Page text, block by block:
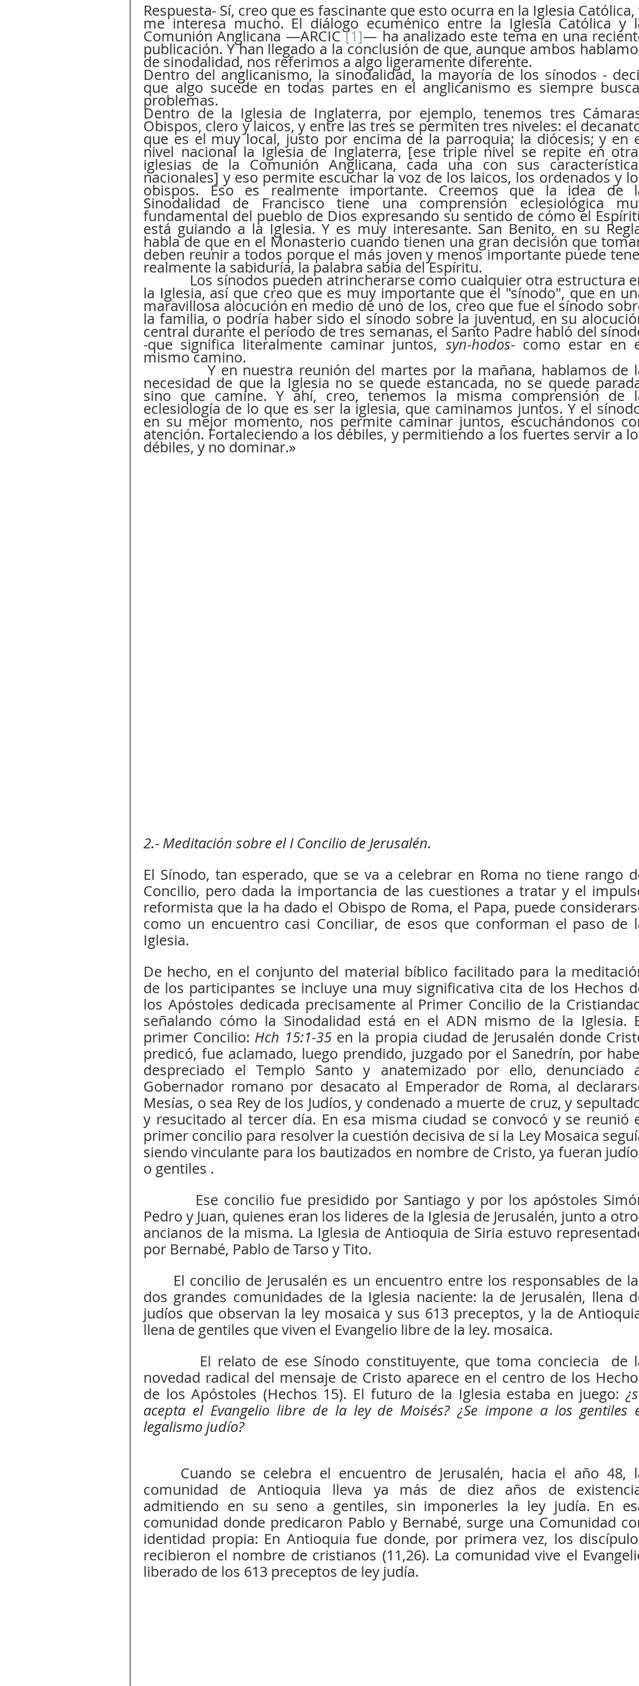
Respuesta- Sí, creo que es fascinante que esto ocurra en la Iglesia Católica,
me interesa mucho. El diálogo ecuménico entre la Iglesia Católica y
Comunión Anglicana —ARCIC [1]— ha analizado este tema en una
publicación. Y han llegado a la conclusión de que, aunque ambos
de sinodalidad, nos referimos a algo ligeramente diferente.
Dentro del anglicanismo, la sinodalidad, la mayoría de los sínodos -
que algo sucede en todas partes en el anglicanismo es siempre
problemas.
Dentro de la Iglesia de Inglaterra, por ejemplo, tenemos tres
Obispos, clero y laicos, y entre las tres se permiten tres niveles: el
que es el muy local, justo por encima de la parroquia; la diócesis; y en
nivel nacional la Iglesia de Inglaterra, [ese triple nivel se repite en
iglesias de la Comunión Anglicana, cada una con sus
nacionales] y eso permite escuchar la voz de los laicos, los ordenados y
obispos. Eso es realmente importante. Creemos que la idea de
Sinodalidad de Francisco tiene una comprensión eclesiológica
fundamental del pueblo de Dios expresando su sentido de cómo el
está guiando a la Iglesia. Y es muy interesante. San Benito, en su
habla de que en el Monasterio cuando tienen una gran decisión que
deben reunir a todos porque el más joven y menos importante puede
realmente la sabiduría, la palabra sabia del Espíritu.
la Iglesia, así que creo que es muy importante que el "sínodo", que en
maravillosa alocución en medio de uno de los, creo que fue el sínodo
la familia, o podría haber sido el sínodo sobre la juventud, en su
central durante el período de tres semanas, el Santo Padre habló del
-que significa literalmente caminar juntos, syn-hodos- como estar en
mismo camino.
            Y en nuestra reunión del martes por la mañana, hablamos de la
necesidad de que la Iglesia no se quede estancada, no se quede
sino que camine. Y ahí, creo, tenemos la misma comprensión de
eclesiología de lo que es ser la iglesia, que caminamos juntos. Y el
en su mejor momento, nos permite caminar juntos, escuchándonos
atención. Fortaleciendo a los débiles, y permitiendo a los fuertes servir a
débiles, y no dominar.»
2.- Meditación sobre el I Concilio de Jerusalén.
El Sínodo, tan esperado, que se va a celebrar en Roma no tiene rango
Concilio, pero dada la importancia de las cuestiones a tratar y el
reformista que la ha dado el Obispo de Roma, el Papa, puede
como un encuentro casi Conciliar, de esos que conforman el paso de
Iglesia.
De hecho, en el conjunto del material bíblico facilitado para la
de los participantes se incluye una muy significativa cita de los Hechos
los Apóstoles dedicada precisamente al Primer Concilio de la
señalando cómo la Sinodalidad está en el ADN mismo de la Iglesia.
primer Concilio: Hch 15:1-35 en la propia ciudad de Jerusalén donde
predicó, fue aclamado, luego prendido, juzgado por el Sanedrín, por
despreciado el Templo Santo y anatemizado por ello, denunciado
Gobernador romano por desacato al Emperador de Roma, al
Mesías, o sea Rey de los Judíos, y condenado a muerte de cruz, y
y resucitado al tercer día. En esa misma ciudad se convocó y se reunió
primer concilio para resolver la cuestión decisiva de si la Ley Mosaica
siendo vinculante para los bautizados en nombre de Cristo, ya fueran
o gentiles .
Pedro y Juan, quienes eran los lideres de la Iglesia de Jerusalén, junto a
ancianos de la misma. La Iglesia de Antioquia de Siria estuvo
por Bernabé, Pablo de Tarso y Tito.
El concilio de Jerusalén es un encuentro entre los responsables de
dos grandes comunidades de la Iglesia naciente: la de Jerusalén, llena
judíos que observan la ley mosaica y sus 613 preceptos, y la de
llena de gentiles que viven el Evangelio libre de la ley. mosaica.
novedad radical del mensaje de Cristo aparece en el centro de los
de los Apóstoles (Hechos 15). El futuro de la Iglesia estaba en juego:
acepta el Evangelio libre de la ley de Moisés? ¿Se impone a los gentiles
legalismo judío?
Cuando se celebra el encuentro de Jerusalén, hacia el año 48,
comunidad de Antioquia lleva ya más de diez años de
admitiendo en su seno a gentiles, sin imponerles la ley judía. En
comunidad donde predicaron Pablo y Bernabé, surge una Comunidad
identidad propia: En Antioquia fue donde, por primera vez, los
recibieron el nombre de cristianos (11,26). La comunidad vive el
liberado de los 613 preceptos de ley judía.